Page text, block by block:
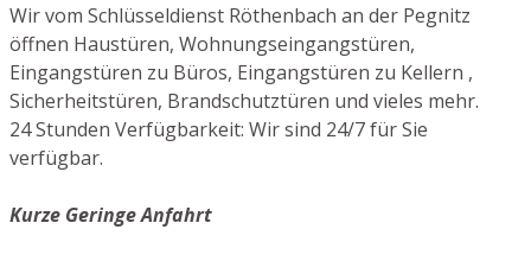
Wir vom Schlüsseldienst Röthenbach an der Pegnitz
öffnen Haustüren, Wohnungseingangstüren,
Eingangstüren zu Büros, Eingangstüren zu Kellern ,
Sicherheitstüren, Brandschutztüren und vieles mehr.
24 Stunden Verfügbarkeit: Wir sind 24/7 für Sie
verfügbar.
Kurze Geringe Anfahrt